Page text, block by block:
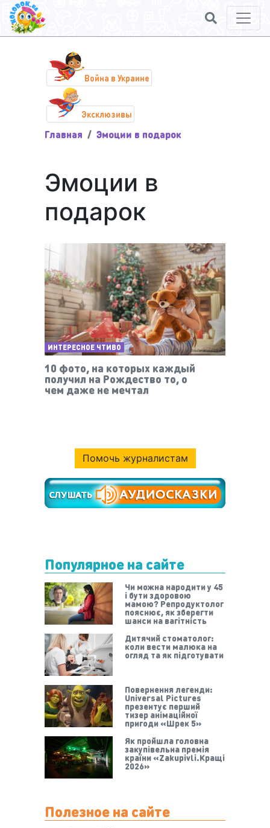
Война в Украине
Эксклюзивы
Главная Эмоции в подарок
Эмоции в
подарок
ИНТЕРЕСНОЕ ЧТИВО
10 фото, на которых каждый
получил на Рождество то, о
чем даже не мечтал
Помочь журналистам
Популярное на сайте
Чи можна народити у 45
і бути здоровою
мамою? Репродуктолог
пояснює, як зберегти
шанси на вагітність
Дитячий стоматолог:
коли вести малюка на
огляд та як підготувати
Повернення легенди:
Universal Pictures
презентує перший
тизер анімаційної
пригоди «Шрек 5»
Як пройшла головна
закупівельна премія
країни «Zakupivli.Кращі
2026»
Полезное на сайте